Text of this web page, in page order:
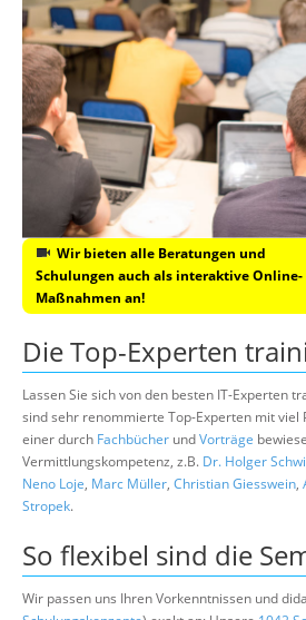
Wir bieten alle Beratungen und
Schulungen auch als interaktive Online-
Maßnahmen an!
Die Top-Experten
Lassen Sie sich von den besten IT-Experten
sind sehr renommierte Top-Experten mit viel
einer durch Fachbücher undVorträge
Vermittlungskompetenz, z.B. Dr. Holger
Neno Loje, Marc Müller, Christian Giesswein,
Stropek.
So flexibel sind die
Wir passen uns Ihren Vorkenntnissen und